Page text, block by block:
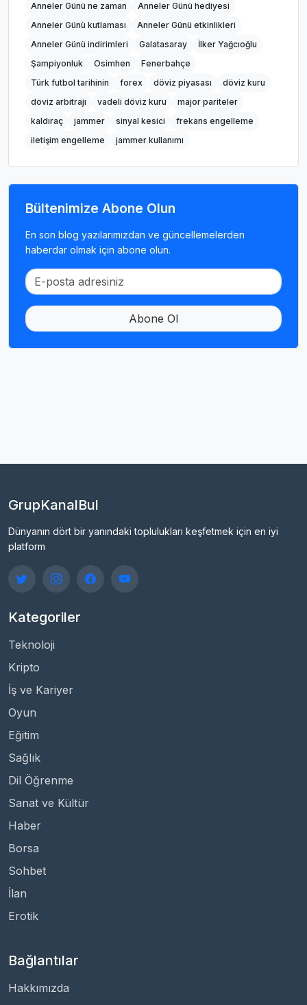
Anneler Günü ne zaman
Anneler Günü hediyesi
Anneler Günü kutlaması
Anneler Günü etkinlikleri
Anneler Günü indirimleri
Galatasaray
İlker Yağcıoğlu
Şampiyonluk
Osimhen
Fenerbahçe
Türk futbol tarihinin
forex döviz piyasası
döviz kuru
döviz arbitrajı
vadeli döviz kuru
major pariteler
kaldıraç
jammer sinyal kesici
frekans engelleme
iletişim engelleme
jammer kullanımı
Bültenimize Abone Olun
En son blog yazılarımızdan ve güncellemelerden
haberdar olmak için abone olun.
Abone Ol
GrupKanalBul
Dünyanın dört bir yanındaki toplulukları keşfetmek için en iyi
platform
Kategoriler
Teknoloji
Kripto
İş ve Kariyer
Oyun
Eğitim
Sağlık
Dil Öğrenme
Sanat ve Kültür
Haber
Borsa
Sohbet
İlan
Erotik
Bağlantılar
Hakkımızda